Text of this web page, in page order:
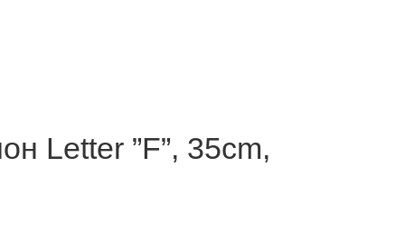
Letter ”F”, 35cm,